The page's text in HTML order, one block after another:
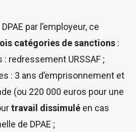
par l’employeur, ce
catégories de sanctions :
redressement URSSAF ;
: 3 ans d’emprisonnement et
(ou 220 000 euros pour une
travail dissimulé en cas
de DPAE ;